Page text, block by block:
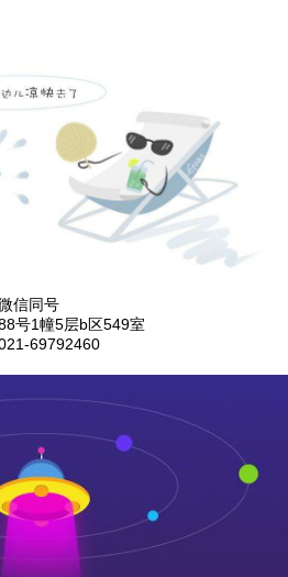
信同号
号1幢5层b区549室
69792460